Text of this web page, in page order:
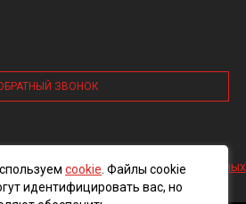
ЗВОНОК
и обработки персональных данных
cookie . Файлы cookie
идентифицировать вас, но